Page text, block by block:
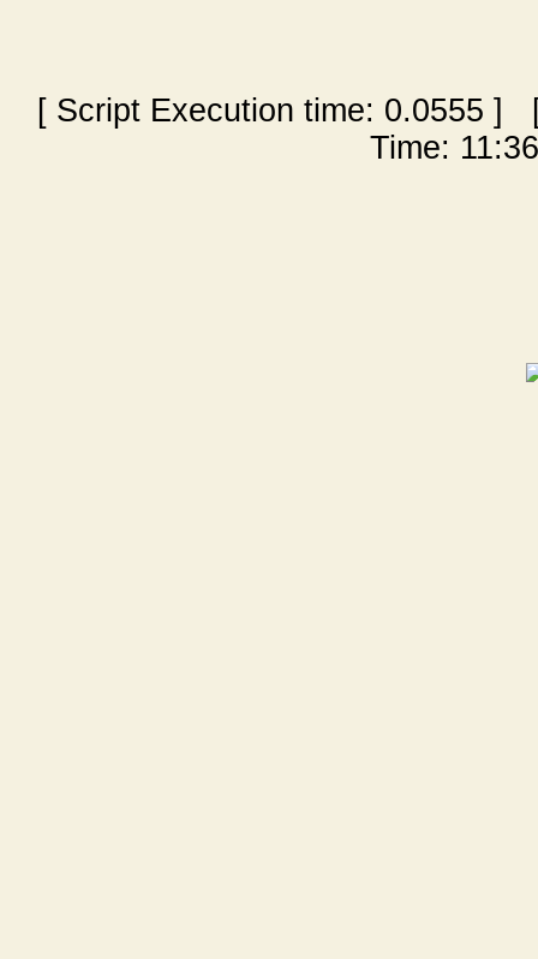
[ Script Execution time: 0.0555 ] [
Time: